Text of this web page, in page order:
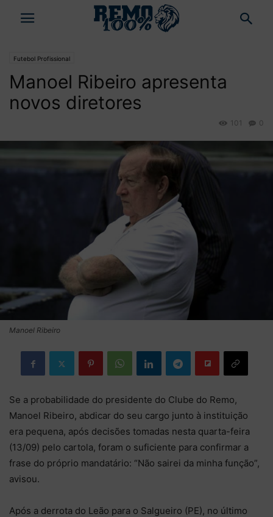
Futebol Profissional
Manoel Ribeiro apresenta
novos diretores
0
101
Manoel Ribeiro
Se a probabilidade do presidente do Clube do Remo,
Manoel Ribeiro, abdicar do seu cargo junto à instituição
era pequena, após decisões tomadas nesta quarta-feira
(13/09) pelo cartola, foram o suficiente para confirmar a
frase do próprio mandatário: “Não sairei da minha função”,
avisou.
Após a derrota do Leão para o Salgueiro (PE), no último